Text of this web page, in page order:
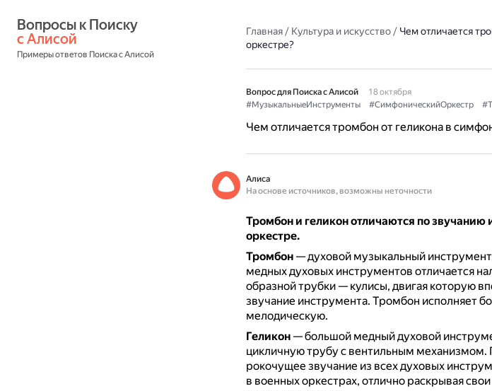
с Алисой
Примеры ответов Поиска с Алисой
Главная/ Культура и искусство/ Чем отличается
оркестре?
Вопрос для Поиска с Алисой
18 октября
#МузыкальныеИнструменты
#СимфоническийОркестр
Чем отличается тромбон от геликона в
Алиса
На основе источников, возможны неточности
Тромбон и геликон отличаются по
оркестре.
Тромбон— духовой музыкальный
медных духовых инструментов отличается
образной трубки — кулисы, двигая которую
звучание инструмента. Тромбон исполняет
мелодическую.
Геликон— большой медный духовой
цикличную трубу с вентильным механизмом.
рокочущее звучание из всех духовых
в военных оркестрах, отлично раскрывая